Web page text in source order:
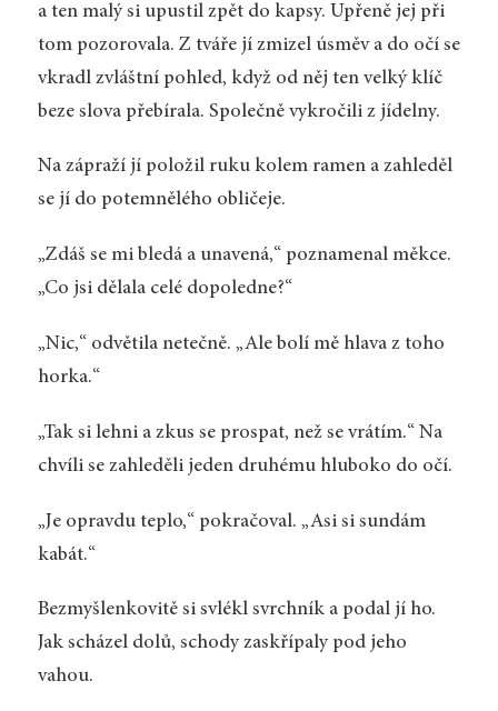
a ten malý si upustil zpět do kapsy. Upřeně jej při
tom pozorovala. Z tváře jí zmizel úsměv a do očí se
vkradl zvláštní pohled, když od něj ten velký klíč
beze slova přebírala. Společně vykročili z jídelny.
Na zápraží jí položil ruku kolem ramen a zahleděl
se jí do potemnělého obličeje.
„Zdáš se mi bledá a unavená,“ poznamenal měkce.
„Co jsi dělala celé dopoledne?“
„Nic,“ odvětila netečně. „Ale bolí mě hlava z toho
horka.“
„Tak si lehni a zkus se prospat, než se vrátím.“ Na
chvíli se zahleděli jeden druhému hluboko do očí.
„Je opravdu teplo,“ pokračoval. „Asi si sundám
kabát.“
Bezmyšlenkovitě si svlékl svrchník a podal jí ho.
Jak scházel dolů, schody zaskřípaly pod jeho
vahou.